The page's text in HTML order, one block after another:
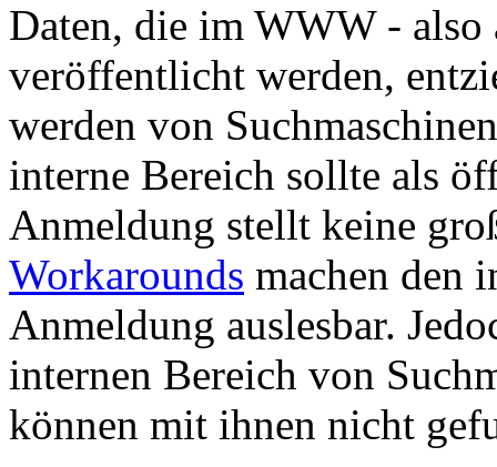
Daten, die im WWW -
veröffentlicht werden,
werden von
interne Bereich sollte als
Anmeldung stellt keine
Workarounds machen den
Anmeldung auslesbar.
internen Bereich von
können mit ihnen nicht